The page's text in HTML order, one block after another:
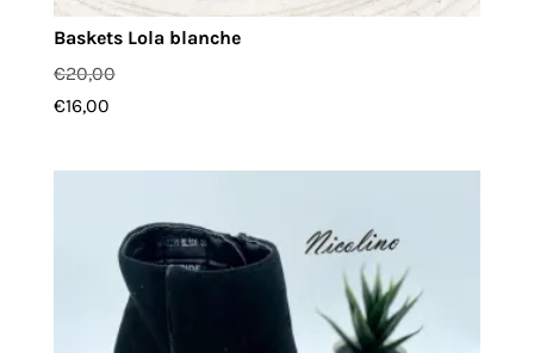
Baskets Lola blanche
€20,00
€16,00